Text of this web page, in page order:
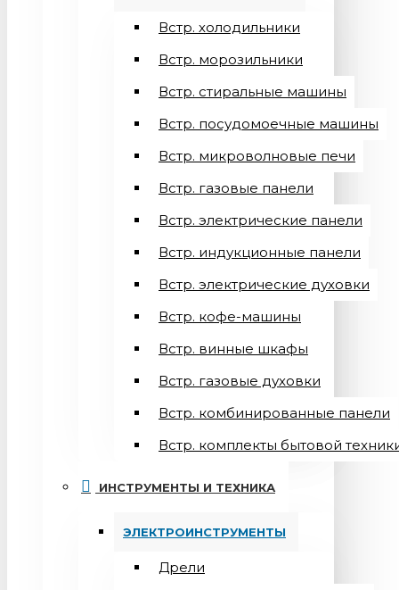
Встр. холодильники
Встр. морозильники
Встр. стиральные машины
Встр. посудомоечные машины
Встр. микроволновые печи
Встр. газовые панели
Встр. электрические панели
Встр. индукционные панели
Встр. электрические духовки
Встр. кофе-машины
Встр. винные шкафы
Встр. газовые духовки
Встр. комбинированные панели
Встр. комплекты бытовой
ИНСТРУМЕНТЫ И ТЕХНИКА
ЭЛЕКТРОИНСТРУМЕНТЫ
Дрели